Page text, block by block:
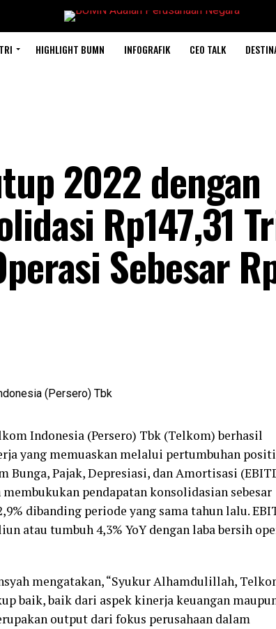
HIGHLIGHT BUMN INFOGRAFIK CEO TALK
2022 dengan
Rp147,31
Sebesar
Indonesia (Persero) Tbk (Telkom) berhasil
yang memuaskan melalui pertumbuhan
Bunga, Pajak, Depresiasi, dan Amortisasi
pendapatan konsolidasian sebesar
dibanding periode yang sama tahun lalu.
atau tumbuh 4,3% YoY dengan laba bersih
mengatakan, “Syukur Alhamdulillah,
baik, baik dari aspek kinerja keuangan
output dari fokus perusahaan dalam